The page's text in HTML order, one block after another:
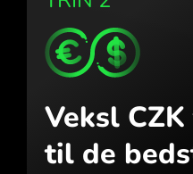
Veksl
til de